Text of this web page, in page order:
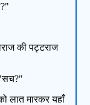
की पट्टराज
लात मारकर यहाँ